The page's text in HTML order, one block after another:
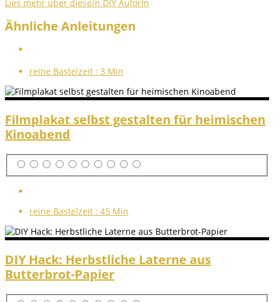
Lies mehr über diese/n DIY AutorIn
Ähnliche Anleitungen
reine Bastelzeit : 3 Min
Filmplakat selbst gestalten für heimischen
Kinoabend
reine Bastelzeit : 45 Min
DIY Hack: Herbstliche Laterne aus
Butterbrot-Papier